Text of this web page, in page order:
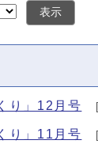
表示
り」12月号
り」11月号